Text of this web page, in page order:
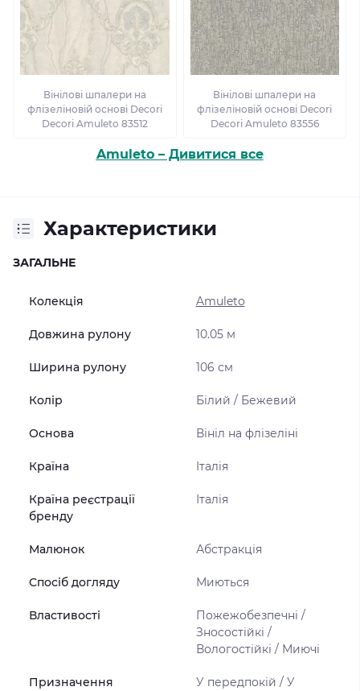
Вінілові шпалери на
флізеліновій основі Decori
Decori Amuleto 83512
Вінілові шпалери на
флізеліновій основі Decori
Decori Amuleto 83556
Amuleto – Дивитися все
Характеристики
ЗАГАЛЬНЕ
Колекція Amuleto
Довжина рулону 10.05 м
Ширина рулону 106 см
Колір Білий / Бежевий
Основа Вініл на флізеліні
Країна Італія
Країна реєстрації
бренду
Італія
Малюнок Абстракція
Спосіб догляду Миються
Властивості
Пожежобезпечні /
Зносостійкі /
Вологостійкі / Миючі
Призначення
У передпокій / У